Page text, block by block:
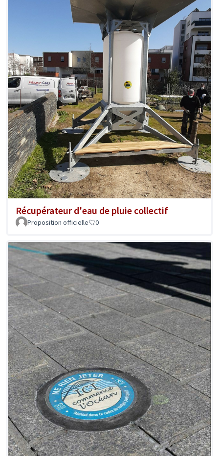
Récupérateur d'eau de pluie collectif
Proposition officielle 0